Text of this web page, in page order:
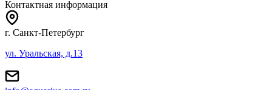
Контактная информация
г. Санкт-Петербург
ул. Уральская, д.13